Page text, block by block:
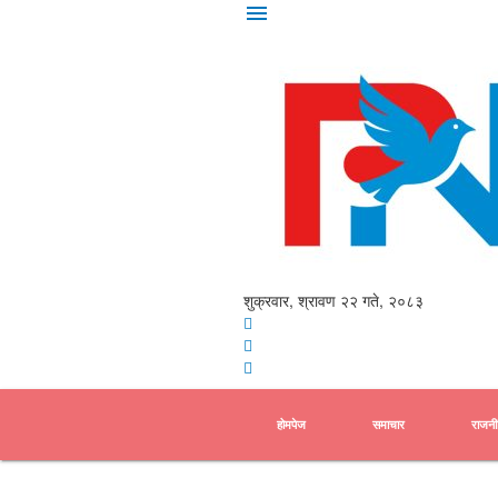
menu
शुक्रवार, श्रावण २२ गते, २०८३
होमपेज समाचार